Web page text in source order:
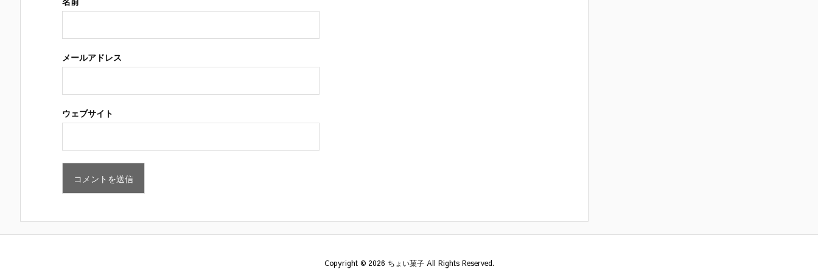
メールアドレス
ウェブサイト
Copyright © 2026 ちょい菓子All Rights Reserved.